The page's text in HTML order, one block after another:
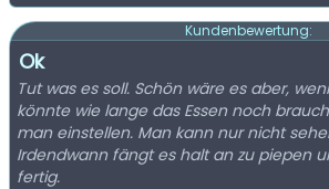
Kundenbewertung:
Ok
Tut was es soll. Schön wäre es aber,
könnte wie lange das Essen noch
man einstellen. Man kann nur nicht
Irdendwann fängt es halt an zu piepen
fertig.